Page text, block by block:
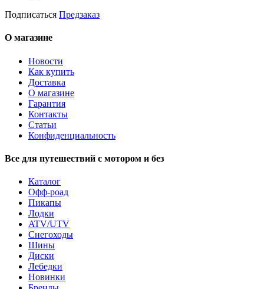
Подписаться Предзаказ
О магазине
Новости
Как купить
Доставка
О магазине
Гарантия
Контакты
Статьи
Конфиденциальность
Все для путешествий с мотором и без
Каталог
Офф-роад
Пикапы
Лодки
ATV/UTV
Снегоходы
Шины
Диски
Лебедки
Новинки